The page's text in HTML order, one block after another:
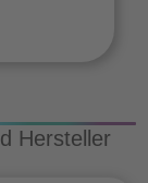
Hersteller